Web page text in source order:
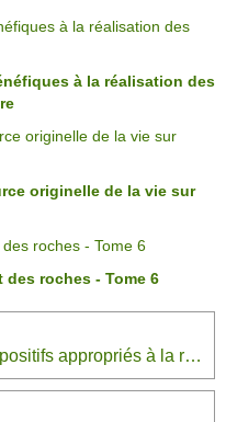
à la réalisation des
originelle de la vie sur
roches - Tome 6
L'Abeille domestique et ses dispositifs appropriés à la récolte du pollen et du nectar